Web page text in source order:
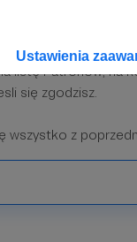
Ustawienia
trzecim Lisem!???
wsparcie naszego
listę Patronów, na
się zgodzisz.
wszystko z